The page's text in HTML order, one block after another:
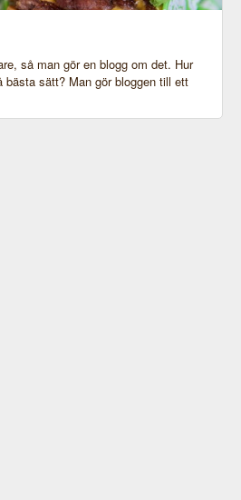
man inte om. Beställs
så man gör en blogg om det. Hur
bästa sätt? Man gör bloggen till ett